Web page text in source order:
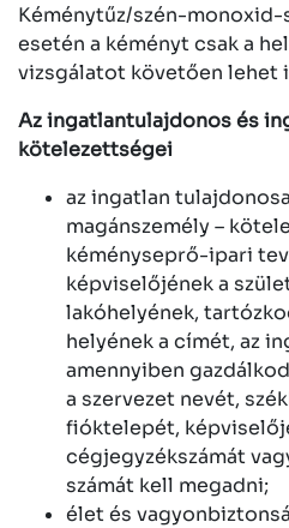
Kéménytűz/szén-monoxid-
esetén a kéményt csak a
vizsgálatot követően lehet
Az ingatlantulajdonos és
kötelezettségei
az ingatlan
magánszemély –
kéményseprő-ipari
képviselőjének a
lakóhelyének,
helyének a címét, az
amennyiben
a szervezet nevét,
fióktelepét,
cégjegyzékszámát
számát kell megadni;
élet és